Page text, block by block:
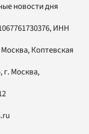
новости дня
ИНН
Коптевская
, г. Москва,